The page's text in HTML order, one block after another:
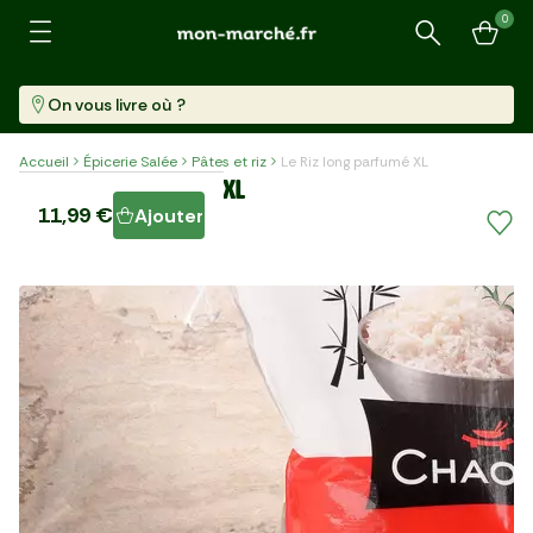
Recherche
0
On vous livre où ?
Accueil Épicerie Salée Pâtes et riz Le Riz long parfumé XL
Le Riz long parfumé XL
11,99 € Ajouter